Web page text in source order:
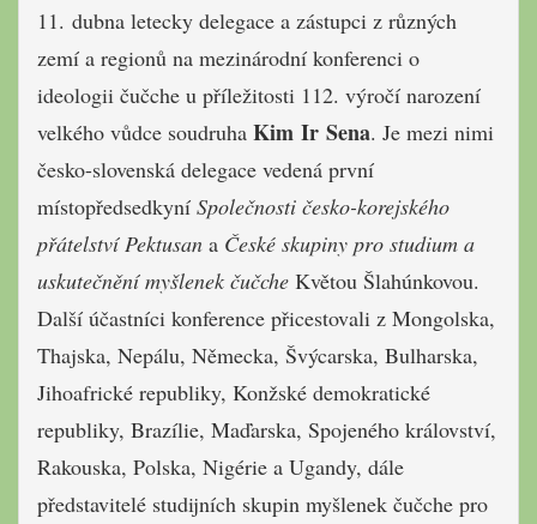
11. dubna letecky delegace a zástupci z různých
zemí a regionů na mezinárodní konferenci o
ideologii čučche u příležitosti 112. výročí narození
velkého vůdce soudruha Kim Ir Sena. Je mezi nimi
česko-slovenská delegace vedená první
místopředsedkyní Společnosti česko-korejského
přátelství Pektusan a České skupiny pro studium a
uskutečnění myšlenek čučche Květou Šlahúnkovou.
Další účastníci konference přicestovali z Mongolska,
Thajska, Nepálu, Německa, Švýcarska, Bulharska,
Jihoafrické republiky, Konžské demokratické
republiky, Brazílie, Maďarska, Spojeného království,
Rakouska, Polska, Nigérie a Ugandy, dále
představitelé studijních skupin myšlenek čučche pro